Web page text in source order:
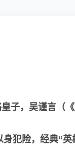
子，吴谨言（
犯险，经典“英